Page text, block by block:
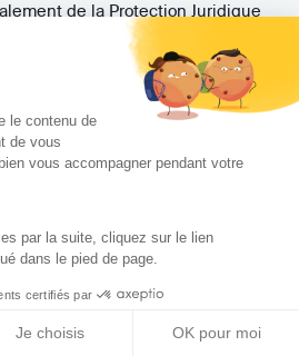
le contenu de
de vous
vous accompagner pendant votre
par la suite, cliquez sur le lien
dans le pied de page.
certifiés par
Je choisis OK pour moi
de la Protection Juridique
et de nombreuses garanties
vousgratuits
Rencontrez gratuitement et sans
et recevez en quelques